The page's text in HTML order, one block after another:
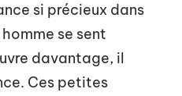
si précieux dans
se sent
davantage, il
Ces petites